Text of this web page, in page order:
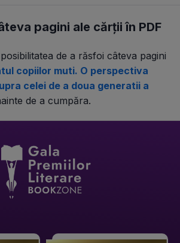
pagini ale cărții în PDF
de a răsfoi câteva pagini
copiilor muti. O perspectiva
celei de a doua generatii a
de a cumpăra.